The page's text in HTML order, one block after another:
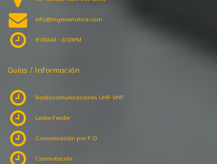
info@ingenieriatica.com
8:00AM - 6:00PM
Guías / Información
Radiocomunicaciones UHF VHF
Leake Feeder
Comunicación por F.O
Conmutación